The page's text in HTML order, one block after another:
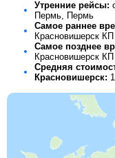
Утренние рейсы:
Пермь, Пермь
Самое раннее
Красновишерск КП
Самое позднее
Красновишерск КП
Средняя
Красновишерск: